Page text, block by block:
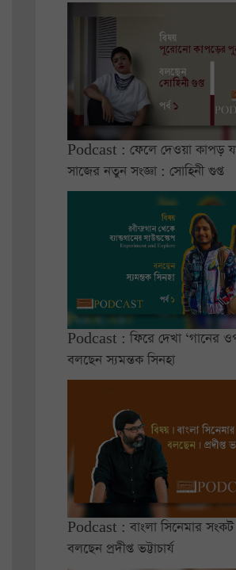
Podcast : ফেলে দেওয়া কাপড়
সাজের নতুন সংজ্ঞা : সোহিনী গুপ্ত
Podcast : ফিরে দেখা ‘গানের
বলছেন স্যমন্তক সিনহা
Podcast : বাংলা সিনেমার
বলছেন প্রদীপ্ত ভট্টাচার্য